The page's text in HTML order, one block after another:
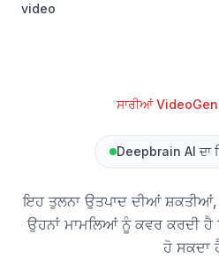
video
ਸਾਰੀਆਂ VideoGen
Deepbrain AI ਦਾ
ਇਹ ਤੁਲਨਾ ਉਤਪਾਦ ਦੀਆਂ
ਉਹਨਾਂ ਮਾਮਲਿਆਂ ਨੂੰ ਕਵਰ ਕਰਦੀ ਹੈ
ਹੋ ਸਕਦਾ